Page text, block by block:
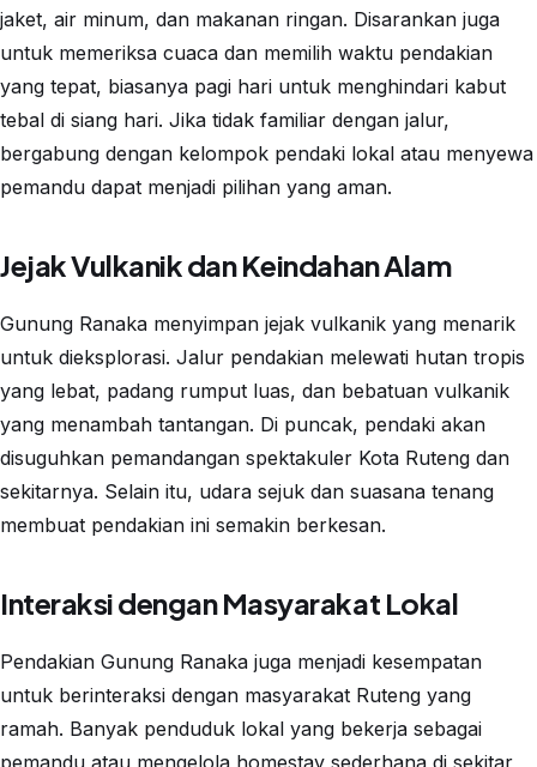
jaket, air minum, dan makanan ringan. Disarankan juga
untuk memeriksa cuaca dan memilih waktu pendakian
yang tepat, biasanya pagi hari untuk menghindari kabut
tebal di siang hari. Jika tidak familiar dengan jalur,
bergabung dengan kelompok pendaki lokal atau menyewa
pemandu dapat menjadi pilihan yang aman.
Jejak Vulkanik dan Keindahan Alam
Gunung Ranaka menyimpan jejak vulkanik yang menarik
untuk dieksplorasi. Jalur pendakian melewati hutan tropis
yang lebat, padang rumput luas, dan bebatuan vulkanik
yang menambah tantangan. Di puncak, pendaki akan
disuguhkan pemandangan spektakuler Kota Ruteng dan
sekitarnya. Selain itu, udara sejuk dan suasana tenang
membuat pendakian ini semakin berkesan.
Interaksi dengan Masyarakat Lokal
Pendakian Gunung Ranaka juga menjadi kesempatan
untuk berinteraksi dengan masyarakat Ruteng yang
ramah. Banyak penduduk lokal yang bekerja sebagai
pemandu atau mengelola homestay sederhana di sekitar